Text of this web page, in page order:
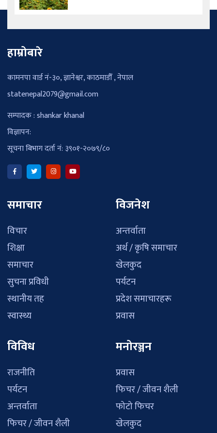
हाम्रोबारे
कामनपा वार्ड नं-३०, ज्ञानेश्वर, काठमाडौँ , नेपाल
statenepal2079@gmail.com
सम्पादक : shankar khanal
विज्ञापन:
सूचना बिभाग दर्ता नं: ३९०१-२०७९/८०
समाचार
विचार
शिक्षा
समाचार
सुचना प्रविधी
स्थानीय तह
स्वास्थ्य
विजनेश
अन्तर्वाता
अर्थ / कृषि समाचार
खेलकुद
पर्यटन
प्रदेश समाचारहरू
प्रवास
विविध
राजनीति
पर्यटन
अन्तर्वाता
फिचर / जीवन शैली
मनोरञ्जन
प्रवास
फिचर / जीवन शैली
फोटो फिचर
खेलकुद